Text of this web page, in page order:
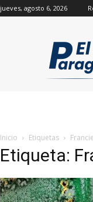
jueves, agosto 6, 2026
Inicio Etiquetas
Etiqueta: